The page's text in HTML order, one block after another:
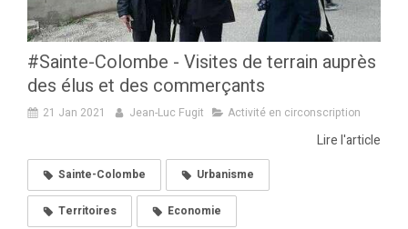
#Sainte-Colombe - Visites de terrain auprès
des élus et des commerçants
21 Jan 2021 Jean-Luc Fugit Activité en circonscription
Lire l'article
Sainte-Colombe Urbanisme
Territoires Economie